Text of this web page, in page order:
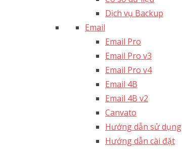
Dịch vụ Backup
Email
Email Pro
Email Pro v3
Email Pro v4
Email 4B
Email 4B v2
Canvato
Hướng dẫn sử dụng
Hướng dẫn cài đặt